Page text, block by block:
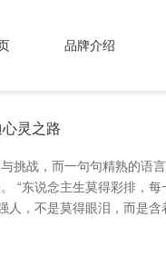
品牌介绍
灵之路
挑战，而一句句精熟的语
“东说念主生莫得彩排，
人，不是莫得眼泪，而是